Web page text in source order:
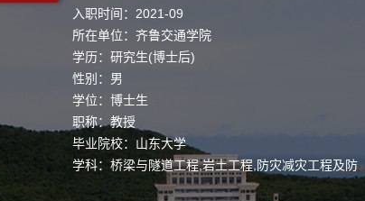
入职时间：2021-09
所在单位：齐鲁交通学院
学历：研究生(博士后)
性别：男
学位：博士生
职称：教授
毕业院校：山东大学
学科：桥梁与隧道工程,岩土工程,防灾减灾工程及防